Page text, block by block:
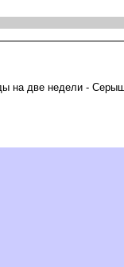
на две недели -